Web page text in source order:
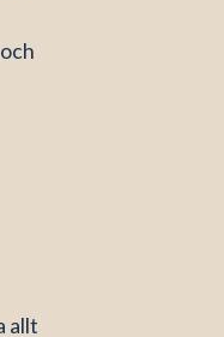
allt